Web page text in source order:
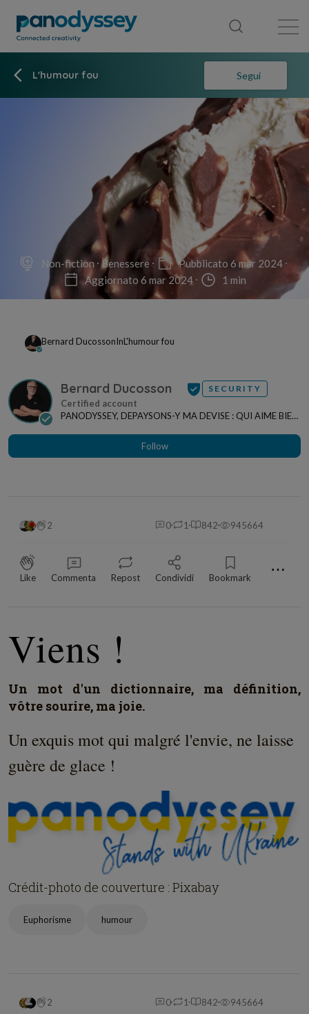
L'humour fou Segui
Non-fiction Benessere
Pubblicato 6 mar 2024
Aggiornato 6 mar 2024
1 min
Bernard DucossonInL'humour fou
Bernard Ducosson SECURITY
PANODYSSEY, DEPAYSONS-Y MA DEVISE : QUI AIME BIEN,
Follow
2 0 1 842 945664
Like Commenta Repost Condividi Bookmark ⋯
Viens !
Un mot d'un dictionnaire, ma définition,
vôtre sourire, ma joie.
Un exquis mot qui malgré l'envie, ne laisse
guère de glace !
Crédit-photo de couverture : Pixabay
Euphorisme humour
2 0 1 842 945664